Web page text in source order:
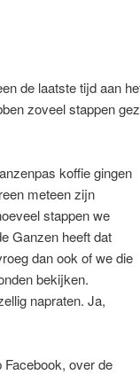
de laatste tijd aan
zoveel stappen
koffie gingen
meteen zijn
stappen we
Ganzen heeft dat
dan ook of we die
bekijken.
napraten. Ja,
over de